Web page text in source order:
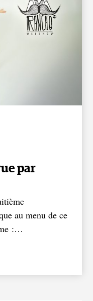
par
au menu de ce
:…